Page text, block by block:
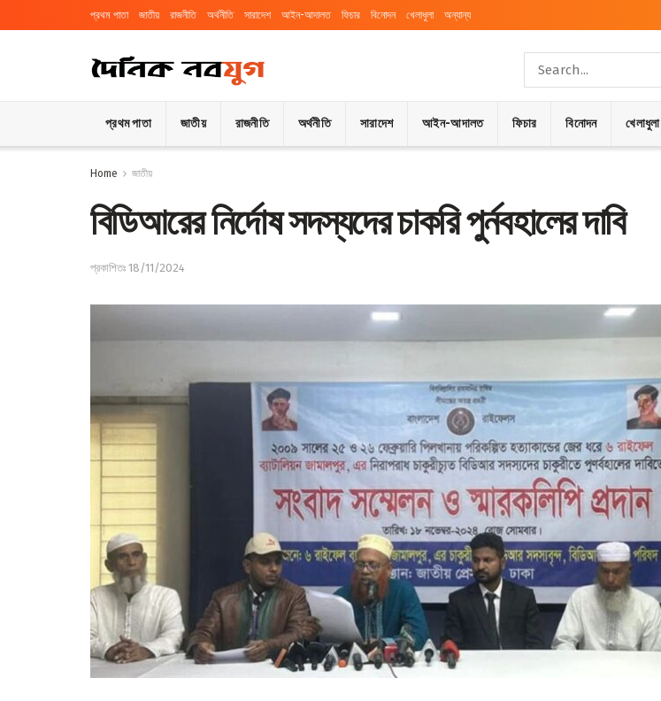
প্রথম পাতা জাতীয় রাজনীতি অর্থনীতি সারাদেশ আইন-আদালত ফিচার বিনোদন খেলাধুলা অন্যান্য
প্রথম পাতা জাতীয় রাজনীতি অর্থনীতি সারাদেশ আইন-আদালত ফিচার বিনোদন খেলাধুলা
Home জাতীয়
বিডিআরের নির্দোষ সদস্যদের চাকরি পুর্নবহালের দাবি
প্রকাশিতঃ 18/11/2024